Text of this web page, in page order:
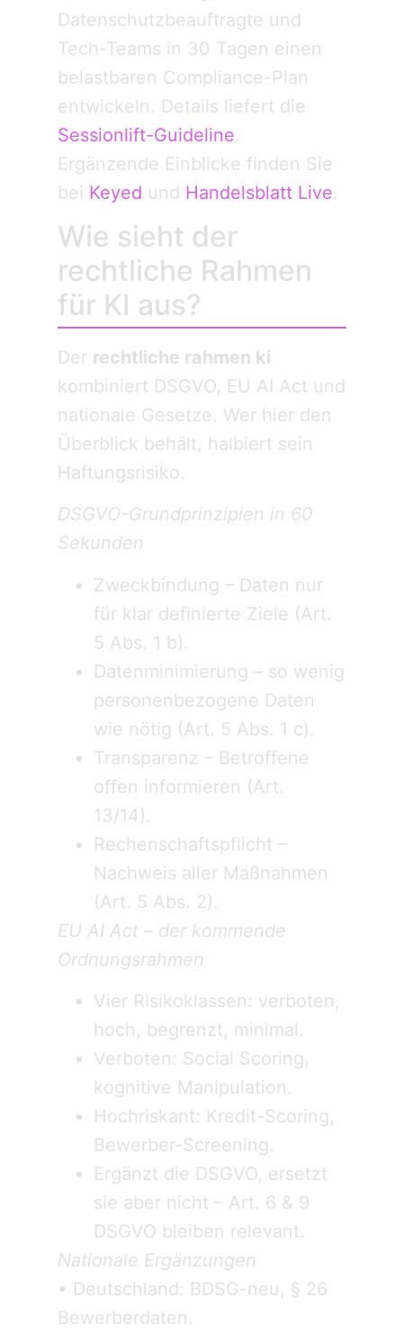
Datenschutzbeauftragte und
Tech-Teams in 30 Tagen einen
belastbaren Compliance-Plan
entwickeln. Details liefert die
Sessionlift-Guideline.
Ergänzende Einblicke finden Sie
bei Keyed und Handelsblatt Live.
Wie sieht der
rechtliche Rahmen
für KI aus?
Der rechtliche rahmen ki
kombiniert DSGVO, EU AI Act und
nationale Gesetze. Wer hier den
Überblick behält, halbiert sein
Haftungsrisiko.
DSGVO-Grundprinzipien in 60
Sekunden
Zweckbindung – Daten nur
für klar definierte Ziele (Art.
5 Abs. 1 b).
Datenminimierung – so wenig
personenbezogene Daten
wie nötig (Art. 5 Abs. 1 c).
Transparenz – Betroffene
offen informieren (Art.
13/14).
Rechenschaftspflicht –
Nachweis aller Maßnahmen
(Art. 5 Abs. 2).
EU AI Act – der kommende
Ordnungsrahmen
Vier Risikoklassen: verboten,
hoch, begrenzt, minimal.
Verboten: Social Scoring,
kognitive Manipulation.
Hochriskant: Kredit-Scoring,
Bewerber-Screening.
Ergänzt die DSGVO, ersetzt
sie aber nicht – Art. 6 & 9
DSGVO bleiben relevant.
Nationale Ergänzungen
• Deutschland: BDSG-neu, § 26
Bewerberdaten.